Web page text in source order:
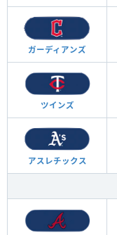
ガーディアンズ
ツインズ
アスレチックス